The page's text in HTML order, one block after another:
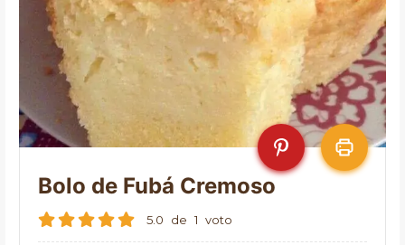
Bolo de Fubá Cremoso
5.0 de 1 voto